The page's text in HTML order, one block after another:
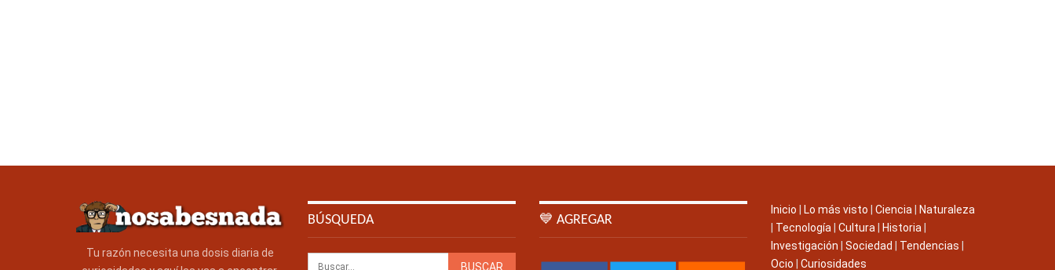
Tu razón necesita una dosis diaria de
BÚSQUEDA 💙 AGREGAR
Inicio Lo más visto Ciencia
Naturaleza
Tecnología Cultura Historia
Investigación
Sociedad Tendencias
Ocio
Curiosidades